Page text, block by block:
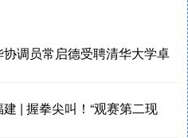
调员常启德受聘清华大学卓
| 握拳尖叫！“观赛第二现